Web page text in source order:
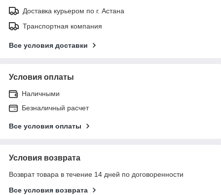
Доставка курьером по г. Астана
Транспортная компания
Все условия доставки
Условия оплаты
Наличными
Безналичный расчет
Все условия оплаты
Условия возврата
Возврат товара в течение 14 дней по договоренности
Все условия возврата